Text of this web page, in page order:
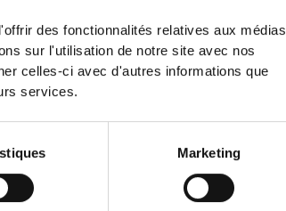
des fonctionnalités relatives aux médias
sur l'utilisation de notre site avec nos
celles-ci avec d'autres informations que
services.
Marketing